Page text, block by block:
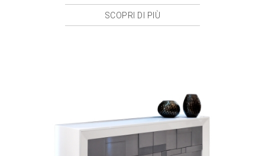
SCOPRI DI PIÙ